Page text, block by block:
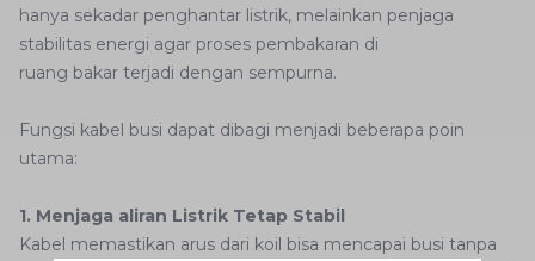
hanya sekadar penghantar listrik, melainkan penjaga
stabilitas energi agar proses pembakaran di
ruang bakar terjadi dengan sempurna.
Fungsi kabel busi dapat dibagi menjadi beberapa poin
utama:
1. Menjaga aliran Listrik Tetap Stabil
Kabel memastikan arus dari koil bisa mencapai busi tanpa